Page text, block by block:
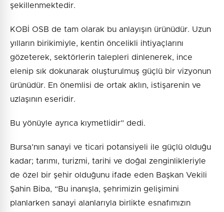
şekillenmektedir.
KOBİ OSB de tam olarak bu anlayışın ürünüdür. Uzun
yılların birikimiyle, kentin öncelikli ihtiyaçlarını
gözeterek, sektörlerin talepleri dinlenerek, ince
elenip sık dokunarak oluşturulmuş güçlü bir vizyonun
ürünüdür. En önemlisi de ortak aklın, istişarenin ve
uzlaşının eseridir.
Bu yönüyle ayrıca kıymetlidir” dedi.
Bursa’nın sanayi ve ticari potansiyeli ile güçlü olduğu
kadar; tarımı, turizmi, tarihi ve doğal zenginlikleriyle
de özel bir şehir olduğunu ifade eden Başkan Vekili
Şahin Biba, “Bu inanışla, şehrimizin gelişimini
planlarken sanayi alanlarıyla birlikte esnafımızın